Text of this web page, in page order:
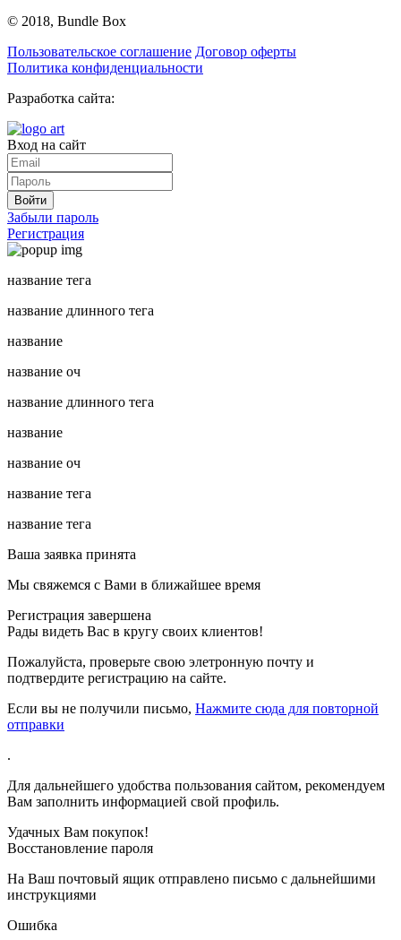
© 2018, Bundle Box
Пользовательское соглашение Договор оферты
Политика конфиденциальности
Разработка сайта:
Вход на сайт
Войти
Забыли пароль
Регистрация
название тега
название длинного тега
название
название оч
название длинного тега
название
название оч
название тега
название тега
Ваша заявка принята
Мы свяжемся с Вами в ближайшее время
Регистрация завершена
Рады видеть Вас в кругу своих клиентов!
Пожалуйста, проверьте свою элетронную почту и
подтвердите регистрацию на сайте.
Если вы не получили письмо, Нажмите сюда для повторной
отправки
.
Для дальнейшего удобства пользования сайтом, рекомендуем
Вам заполнить информацией свой профиль.
Удачных Вам покупок!
Восстановление пароля
На Ваш почтовый ящик отправлено письмо с дальнейшими
инструкциями
Ошибка